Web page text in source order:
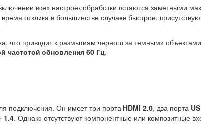
всех настроек обработки остаются заметными
отклика в большинстве случаев быстрое,
что приводит к размытиям черного за темными
частотой обновления 60 Гц.
подключения. Он имеет три порта HDMI 2.0, два порта
1.4. Однако отсутствуют компонентные или композитные